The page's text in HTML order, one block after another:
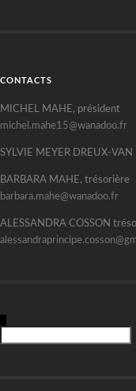
CONTACTS
MICHEL
michel.mahe15@wanadoo.fr
SYLVIE MEYER DREUX-
BARBARA
barbara.mahe@wanadoo.fr
ALESSANDRA COSSON